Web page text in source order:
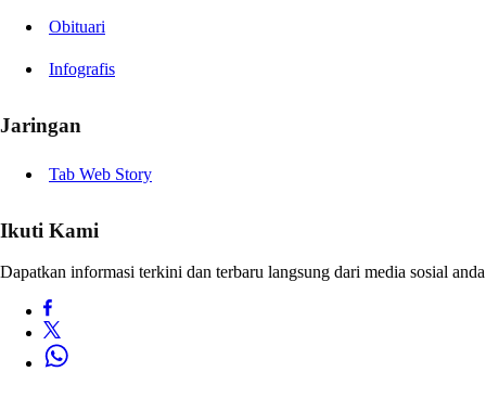
Obituari
Infografis
Jaringan
Tab Web Story
Ikuti Kami
Dapatkan informasi terkini dan terbaru langsung dari media sosial anda